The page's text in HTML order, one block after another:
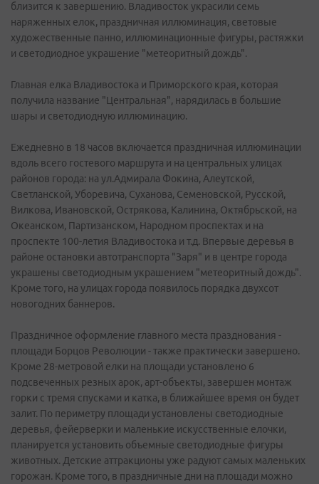
близится к завершению. Владивосток украсили семь
наряженных елок, праздничная иллюминация, световые
художественные панно, иллюминационные фигуры, растяжки
и светодиодное украшение "метеоритный дождь".
Главная елка Владивостока и Приморского края, которая
получила название "Центральная", нарядилась в большие
шары и светодиодную иллюминацию.
Ежедневно в 18 часов включается праздничная иллюминации
вдоль всего гостевого маршрута и на центральных улицах
районов города: на ул.Адмирала Фокина, Алеутской,
Светланской, Уборевича, Суханова, Семеновской, Русской,
Вилкова, Ивановской, Острякова, Калинина, Октябрьской, на
Океанском, Партизанском, Народном проспектах и на
проспекте 100-летия Владивостока и т.д. Впервые деревья в
районе остановки автотранспорта "Заря" и в центре города
украшены светодиодным украшением "метеоритный дождь".
Кроме того, на улицах города появилось порядка двухсот
новогодних баннеров.
Праздничное оформление главного места празднования -
площади Борцов Революции - также практически завершено.
Кроме 28-метровой елки на площади установлено 6
подсвеченных резных арок, арт-объекты, завершен монтаж
горки с тремя спусками и катка, в ближайшее время он будет
залит. По периметру площади установлены светодиодные
деревья, фейерверки и маленькие искусственные елочки,
планируется установить объемные светодиодные фигуры
животных. Детские аттракционы уже радуют самых маленьких
горожан. Кроме того, в праздничные дни на площади можно